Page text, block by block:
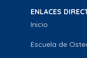
ENLACES
Inicio
Escuela de